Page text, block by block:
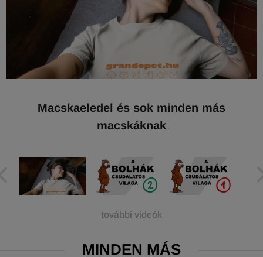
Macskaeledel és sok minden más
macskáknak
további videók
MINDEN MÁS